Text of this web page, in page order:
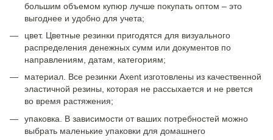
большим объемом купюр лучше покупать оптом – это
выгоднее и удобно для учета;
цвет. Цветные резинки пригодятся для визуального
распределения денежных сумм или документов по
направлениям, датам, категориям;
материал. Все резинки Axent изготовлены из качественной
эластичной резины, которая не рассыхается и не рвется
во время растяжения;
упаковка. В зависимости от ваших потребностей можно
выбрать маленькие упаковки для домашнего